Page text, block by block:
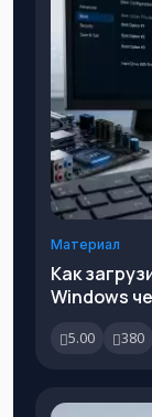
Материал
Как
Windows
5.00 380